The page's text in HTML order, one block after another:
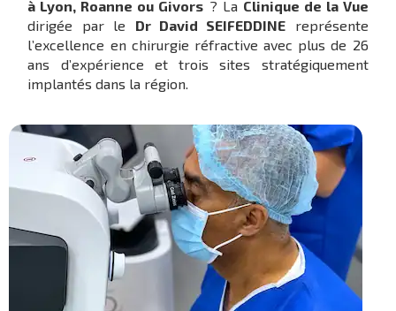
à Lyon, Roanne ou Givors ? La Clinique de la Vue
dirigée par le Dr David SEIFEDDINE représente
l’excellence en chirurgie réfractive avec plus de 26
ans d’expérience et trois sites stratégiquement
implantés dans la région.